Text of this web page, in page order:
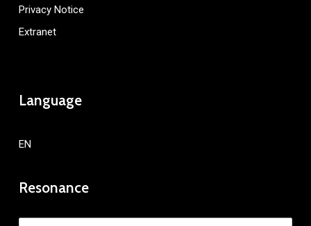
Privacy Notice
Extranet
Language
EN
Resonance